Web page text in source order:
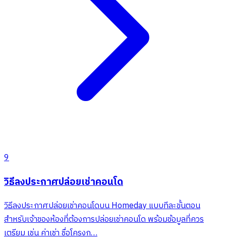
9
วิธีลงประกาศปล่อยเช่าคอนโด
วิธีลงประกาศปล่อยเช่าคอนโดบน Homeday แบบทีละขั้นตอน
สำหรับเจ้าของห้องที่ต้องการปล่อยเช่าคอนโด พร้อมข้อมูลที่ควร
เตรียม เช่น ค่าเช่า ชื่อโครงก…